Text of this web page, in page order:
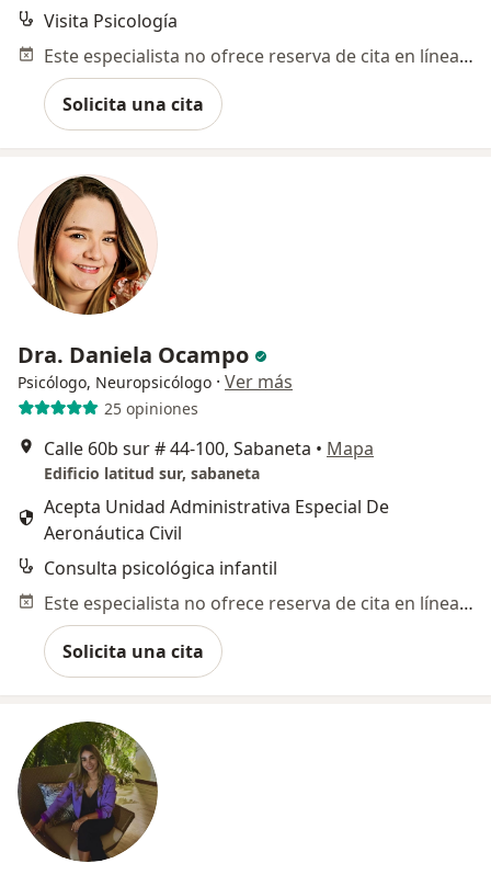
Visita Psicología
Este especialista no ofrece reserva de cita en línea en esta dirección.
Solicita una cita
Dra. Daniela Ocampo
Psicólogo, Neuropsicólogo · Ver más
25 opiniones
Calle 60b sur # 44-100, Sabaneta • Mapa
Edificio latitud sur, sabaneta
Acepta Unidad Administrativa Especial De
Aeronáutica Civil
Consulta psicológica infantil
Este especialista no ofrece reserva de cita en línea en esta dirección.
Solicita una cita